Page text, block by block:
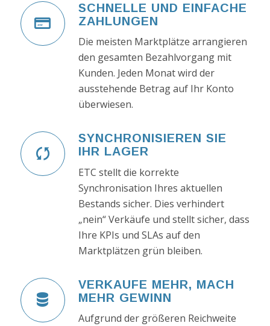
SCHNELLE UND EINFACHE
ZAHLUNGEN
Die meisten Marktplätze arrangieren
den gesamten Bezahlvorgang mit
Kunden. Jeden Monat wird der
ausstehende Betrag auf Ihr Konto
überwiesen.
SYNCHRONISIEREN SIE
IHR LAGER
ETC stellt die korrekte
Synchronisation Ihres aktuellen
Bestands sicher. Dies verhindert
„nein“ Verkäufe und stellt sicher, dass
Ihre KPIs und SLAs auf den
Marktplätzen grün bleiben.
VERKAUFE MEHR, MACH
MEHR GEWINN
Aufgrund der größeren Reichweite